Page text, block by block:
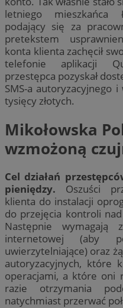
letniego mieszkańca
podający się za
pretekstem
konta klienta zachęcił
telefonie aplikacji
przestępca pozyskał
SMS-a autoryzacyjnego
tysięcy złotych.
Mikołowska
wzmożoną
Cel działań
pieniędzy. Oszuści
klienta do instalacji
do przejęcia kontroli
Następnie wymagają
internetowej (aby
uwierzytelniające) oraz
autoryzacyjnych, które
operacjami, a które oni
razie otrzymania
natychmiast przerwać